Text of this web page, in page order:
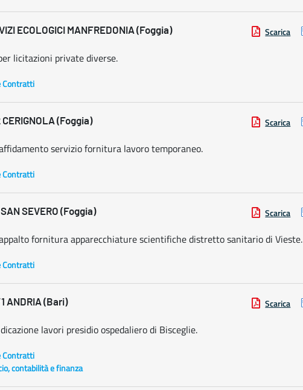
ECOLOGICI MANFREDONIA (Foggia) Scarica
licitazioni private diverse.
Contratti
(Foggia) Scarica
servizio fornitura lavoro temporaneo.
Contratti
SEVERO (Foggia) Scarica
fornitura apparecchiature scientifiche distretto sanitario di Vieste.
Contratti
ANDRIA (Bari) Scarica
lavori presidio ospedaliero di Bisceglie.
Contratti
contabilità e finanza